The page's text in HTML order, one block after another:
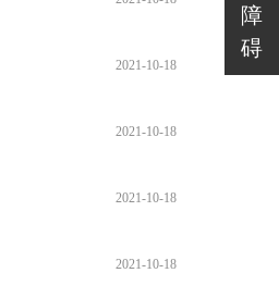
障
碍
2021-10-18
2021-10-18
2021-10-18
2021-10-18